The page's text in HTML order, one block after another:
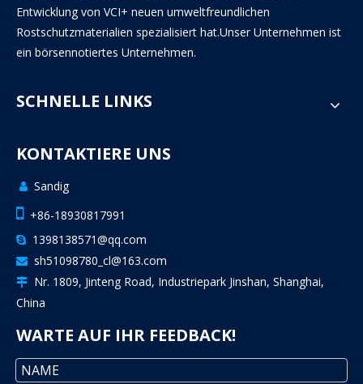
Entwicklung von VCI+ neuen umweltfreundlichen
Rostschutzmaterialien spezialisiert hat.Unser Unternehmen ist
ein börsennotiertes Unternehmen.
SCHNELLE LINKS
KONTAKTIERE UNS
 Sandig
 +86-18930817991
 1398138571@qq.com
 sh51098780_cl@163.com

Nr. 1809, Jinteng Road, Industriepark Jinshan, Shanghai,
China
WARTE AUF IHR FEEDBACK!